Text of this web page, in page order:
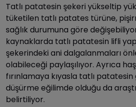
Tatlı patatesin şekeri yükseltip
tüketilen tatlı patates türüne,
sağlık durumuna göre
kaynaklarda tatlı patatesin lifli
şekerindeki ani dalgalanmaları
olabileceği paylaşılıyor. Ayrıca
fırınlamaya kıyasla tatlı
düşürme eğilimde olduğu da
belirtiliyor.